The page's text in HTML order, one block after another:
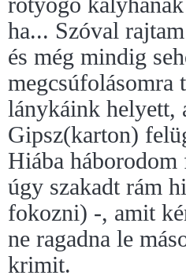
ha... Szóval
és még mindig
megcsúfolásomra
lánykáink helyett,
Gipsz(karton)
Hiába
úgy szakadt rám
fokozni) -, amit
ne ragadna le
krimit.